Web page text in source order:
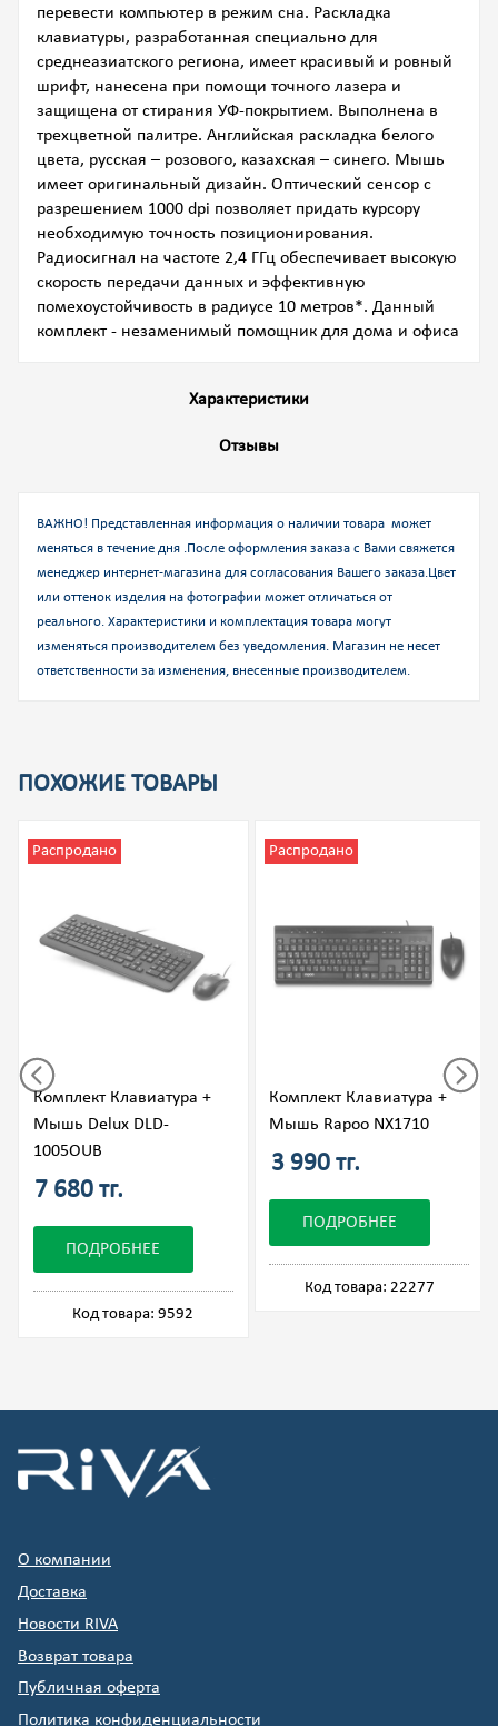
перевести компьютер в режим сна. Раскладка
клавиатуры, разработанная специально для
среднеазиатского региона, имеет красивый и ровный
шрифт, нанесена при помощи точного лазера и
защищена от стирания УФ-покрытием. Выполнена в
трехцветной палитре. Английская раскладка белого
цвета, русская – розового, казахская – синего. Мышь
имеет оригинальный дизайн. Оптический сенсор с
разрешением 1000 dpi позволяет придать курсору
необходимую точность позиционирования.
Радиосигнал на частоте 2,4 ГГц обеспечивает высокую
скорость передачи данных и эффективную
помехоустойчивость в радиусе 10 метров*. Данный
комплект - незаменимый помощник для дома и офиса
Характеристики
Отзывы
ВАЖНО! Представленная информация о наличии товара может
меняться в течение дня .После оформления заказа с Вами свяжется
менеджер интернет-магазина для согласования Вашего заказа.Цвет
или оттенок изделия на фотографии может отличаться от
реального. Характеристики и комплектация товара могут
изменяться производителем без уведомления. Магазин не несет
ответственности за изменения, внесенные производителем.
ПОХОЖИЕ ТОВАРЫ
Комплект Клавиатура +
Мышь Delux DLD-
1005OUB
Распродано
7 680 тг.
ПОДРОБНЕЕ
Код товара: 9592
Комплект Клавиатура +
Мышь Rapoo NX1710
Распродано
3 990 тг.
ПОДРОБНЕЕ
Код товара: 22277
О компании
Доставка
Новости RIVA
Возврат товара
Публичная оферта
Политика конфиденциальности